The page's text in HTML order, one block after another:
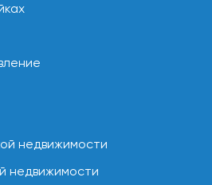
недвижимости
недвижимости